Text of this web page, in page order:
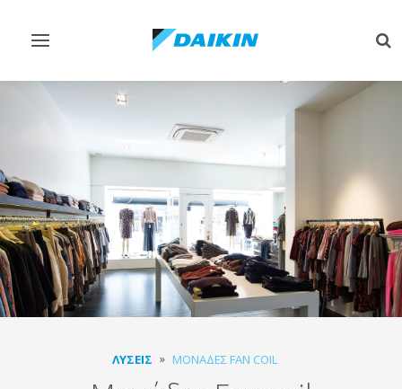
Εναλλαγή
πλοήγηση
ΛΎΣΕΙΣ ΜΟΝΆΔΕΣ FAN COIL